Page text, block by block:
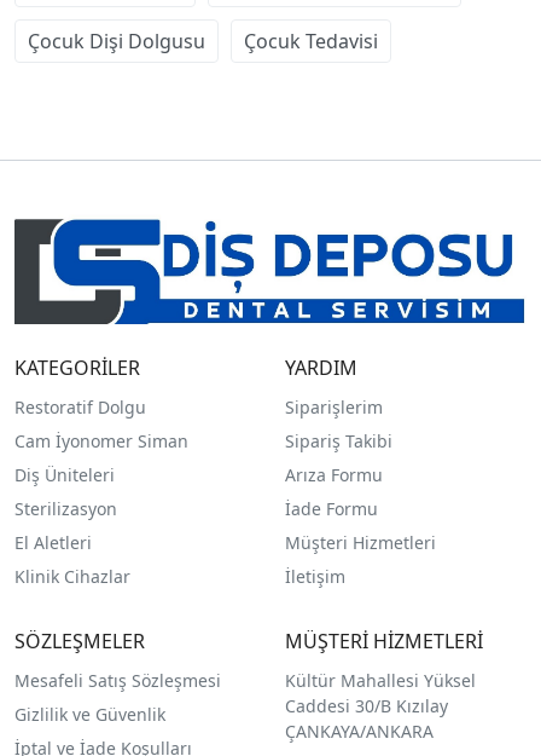
Çocuk Dişi Dolgusu Çocuk Tedavisi
KATEGORİLER
Restoratif Dolgu
Cam İyonomer Siman
Diş Üniteleri
Sterilizasyon
El Aletleri
Klinik Cihazlar
YARDIM
Siparişlerim
Sipariş Takibi
Arıza Formu
İade Formu
Müşteri Hizmetleri
İletişim
SÖZLEŞMELER
Mesafeli Satış Sözleşmesi
Gizlilik ve Güvenlik
İptal ve İade Koşulları
MÜŞTERİ HİZMETLERİ
Kültür Mahallesi Yüksel
Caddesi 30/B Kızılay
ÇANKAYA/ANKARA